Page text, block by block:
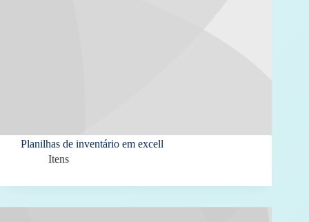
Planilhas de inventário em excell
Itens